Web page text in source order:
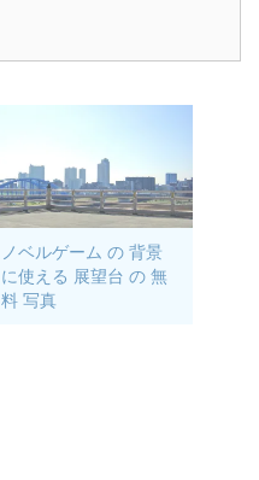
ノベルゲーム の 背景
に使える 展望台 の 無
料 写真